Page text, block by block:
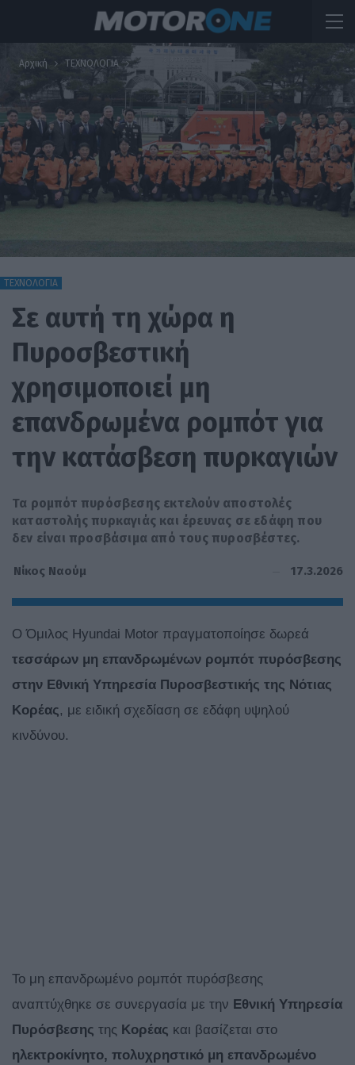
Αρχική ΤΕΧΝΟΛΟΓΙΑ
ΤΕΧΝΟΛΟΓΙΑ
Σε αυτή τη χώρα η
Πυροσβεστική
χρησιμοποιεί μη
επανδρωμένα ρομπότ για
την κατάσβεση πυρκαγιών
Τα ρομπότ πυρόσβεσης εκτελούν αποστολές
καταστολής πυρκαγιάς και έρευνας σε εδάφη που
δεν είναι προσβάσιμα από τους πυροσβέστες.
Νίκος Ναούμ 17.3.2026
Ο Όμιλος Hyundai Motor πραγματοποίησε δωρεά
τεσσάρων μη επανδρωμένων ρομπότ πυρόσβεσης
στην Εθνική Υπηρεσία Πυροσβεστικής της Νότιας
Κορέας, με ειδική σχεδίαση σε εδάφη υψηλού
κινδύνου.
Το μη επανδρωμένο ρομπότ πυρόσβεσης
αναπτύχθηκε σε συνεργασία με την Εθνική Υπηρεσία
Πυρόσβεσης της Κορέας και βασίζεται στο
ηλεκτροκίνητο, πολυχρηστικό μη επανδρωμένο